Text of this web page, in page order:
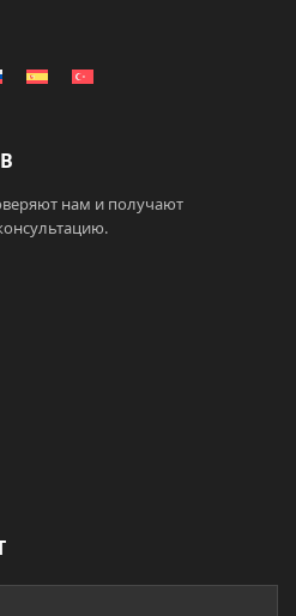
нам и получают